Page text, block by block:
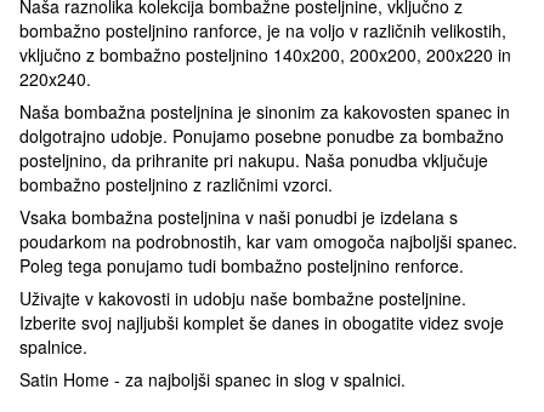
Naša raznolika kolekcija bombažne posteljnine, vključno z
bombažno posteljnino ranforce, je na voljo v različnih velikostih,
vključno z bombažno posteljnino 140x200, 200x200, 200x220 in
220x240.
Naša bombažna posteljnina je sinonim za kakovosten spanec in
dolgotrajno udobje. Ponujamo posebne ponudbe za bombažno
posteljnino, da prihranite pri nakupu. Naša ponudba vključuje
bombažno posteljnino z različnimi vzorci.
Vsaka bombažna posteljnina v naši ponudbi je izdelana s
poudarkom na podrobnostih, kar vam omogoča najboljši spanec.
Poleg tega ponujamo tudi bombažno posteljnino renforce.
Uživajte v kakovosti in udobju naše bombažne posteljnine.
Izberite svoj najljubši komplet še danes in obogatite videz svoje
spalnice.
Satin Home - za najboljši spanec in slog v spalnici.